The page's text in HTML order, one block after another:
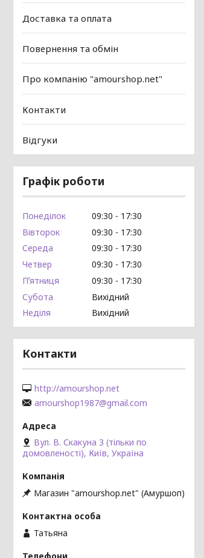
Доставка та оплата
Повернення та обмін
Про компанію "amourshop.net"
Контакти
Відгуки
Графік роботи
Понеділок 09:30
17:30
Вівторок
09:30
17:30
Середа
09:30
17:30
Четвер
09:30
17:30
Пʼятниця
09:30
17:30
Субота
Вихідний
Неділя
Вихідний
Контакти
http://amourshop.net
amourshop1987@gmail.com
Вул. В. Скакуна 3 (тільки по
домовленості), Київ, Україна
Магазин "amourshop.net" (Амуршоп)
Татьяна